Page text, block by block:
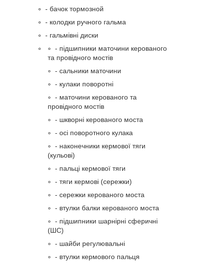
- бачок тормозной
- колодки ручного гальма
- гальмівні диски
- підшипники маточини керованого
та провідного мостів
- сальники маточини
- кулаки поворотні
- маточини керованого та
провідного мостів
- шкворні керованого моста
- осі поворотного кулака
- наконечники кермової тяги
(кульові)
- пальці кермової тяги
- тяги кермові (сережки)
- сережки керованого моста
- втулки балки керованого моста
- підшипники шарнірні сферичні
(ШС)
- шайби регулювальні
- втулки кермового пальця